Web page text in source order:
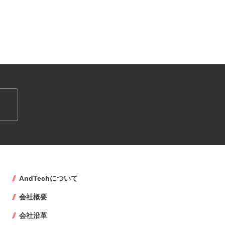
AndTechについて
会社概要
会社沿革